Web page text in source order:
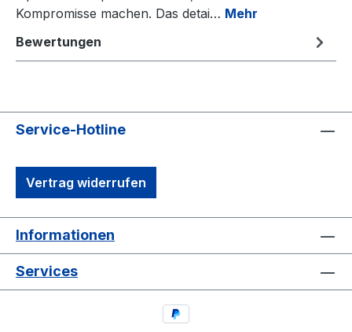
Kompromisse machen. Das detai… Mehr
Bewertungen
Service-Hotline
Vertrag widerrufen
Informationen
Services